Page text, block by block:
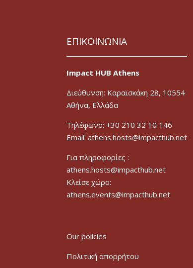
ΕΠΙΚΟΙΝΩΝΙΑ
Impact HUB Athens
Διεύθυνση: Καραϊσκάκη 28, 10554
Αθήνα, Ελλάδα
Τηλέφωνο: +30 210 32 10 146
Email: athens.hosts@impacthub.net
Για πληροφορίες :
athens.hosts@impacthub.net
Κλείσε χώρο:
athens.events@impacthub.net
Our policies
Πολιτική απορρήτου